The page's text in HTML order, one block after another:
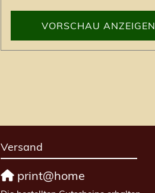
VORSCHAU ANZEIGEN
Versand
print@home